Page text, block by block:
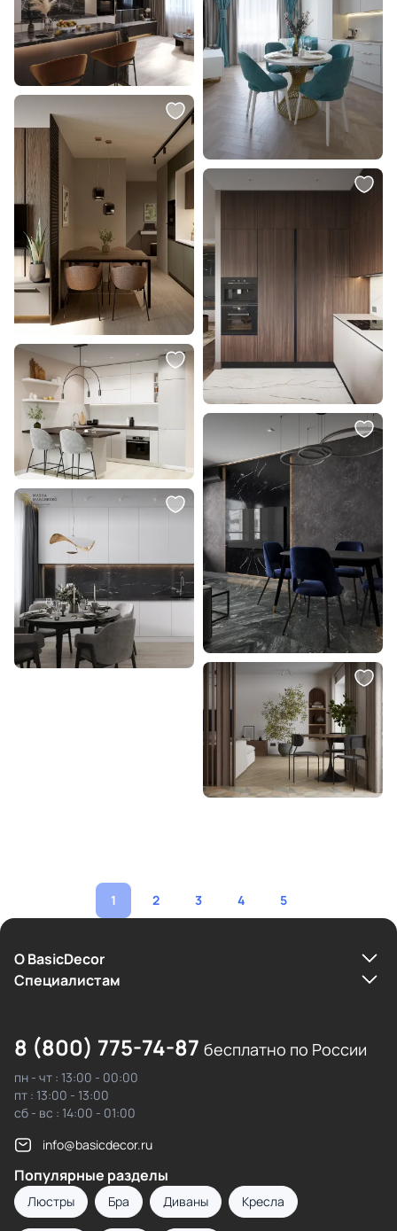
1 2 3 4 5
О BasicDecor
Cпециалистам
8 (800) 775-74-87 бесплатно по России
пн - чт : 13:00 - 00:00
пт : 13:00 - 13:00
сб - вс : 14:00 - 01:00
info@basicdecor.ru
Популярные разделы
Люстры Бра Диваны Кресла